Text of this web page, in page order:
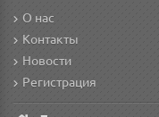
О нас
Контакты
Новости
Регистрация